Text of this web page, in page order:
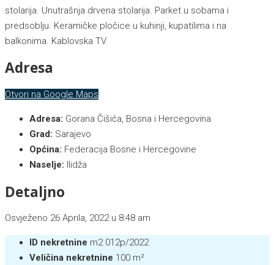
stolarija. Unutrašnja drvena stolarija. Parket u sobama i
predsoblju. Keramičke pločice u kuhinji, kupatilima i na
balkonima. Kablovska TV.
Adresa
Otvori na Google Maps
Adresa: Gorana Čišića, Bosna i Hercegovina
Grad: Sarajevo
Općina: Federacija Bosne i Hercegovine
Naselje: Ilidža
Detaljno
Osvježeno 26 Aprila, 2022 u 8:48 am
ID nekretnine m2 012p/2022
Veličina nekretnine 100 m²